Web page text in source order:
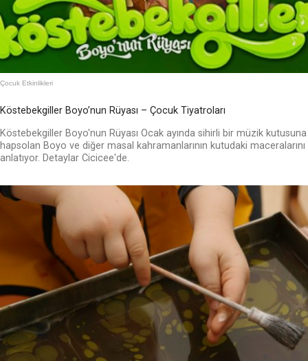
Çocuk Etkinlikleri
Köstebekgiller Boyo’nun Rüyası – Çocuk Tiyatroları
Köstebekgiller Boyo'nun Rüyası Ocak ayında sihirli bir müzik kutusuna
hapsolan Boyo ve diğer masal kahramanlarının kutudaki maceralarını
anlatıyor. Detaylar Cicicee'de.